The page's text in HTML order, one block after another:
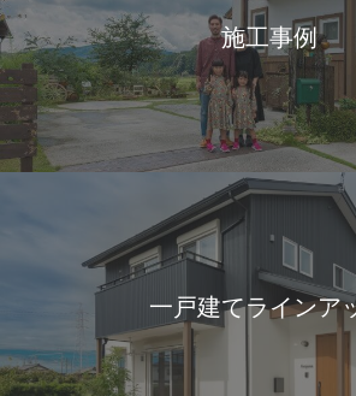
施工事例
一戸建てラインア